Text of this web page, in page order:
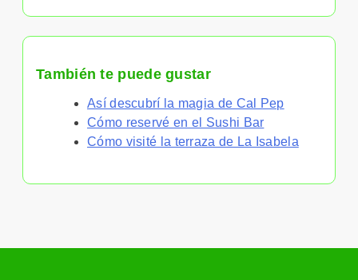
También te puede gustar
Así descubrí la magia de Cal Pep
Cómo reservé en el Sushi Bar
Cómo visité la terraza de La Isabela